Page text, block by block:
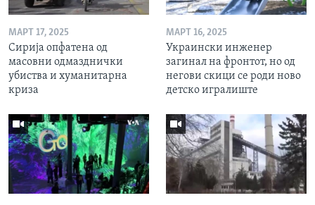
МАРТ 17, 2025
Сирија опфатена од
масовни одмазднички
убиства и хуманитарна
криза
МАРТ 16, 2025
Украински инженер
загинал на фронтот, но од
негови скици се роди ново
детско игралиште